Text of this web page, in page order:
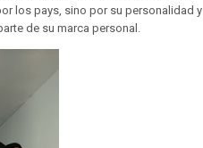
los pays, sino por su personalidad y
de su marca personal.